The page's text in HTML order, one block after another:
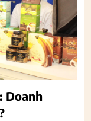
Doanh